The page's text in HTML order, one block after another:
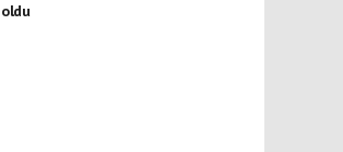
oldu